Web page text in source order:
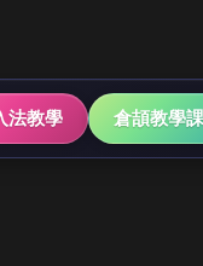
法教學 倉頡教學